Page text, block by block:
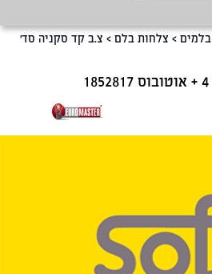
בלמים > צלחות בלם > צ.ב קד סקניה סד'